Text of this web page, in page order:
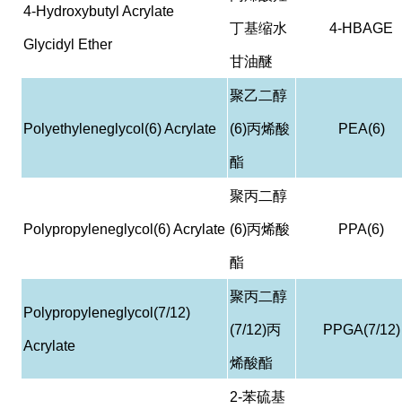
4-Hydroxybutyl Acrylate
Glycidyl Ether
丁基缩水
甘油醚
4-HBAGE
Polyethyleneglycol(6) Acrylate
聚乙二醇
(6)丙烯酸
酯
PEA(6)
Polypropyleneglycol(6) Acrylate
聚丙二醇
(6)丙烯酸
酯
PPA(6)
Polypropyleneglycol(7/12)
Acrylate
聚丙二醇
(7/12)丙
烯酸酯
PPGA(7/12)
2-苯硫基